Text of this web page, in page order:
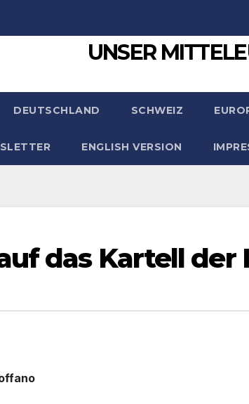
UNSER
DEUTSCHLAND SCHWEIZ
ENGLISH VERSION
das Kartell